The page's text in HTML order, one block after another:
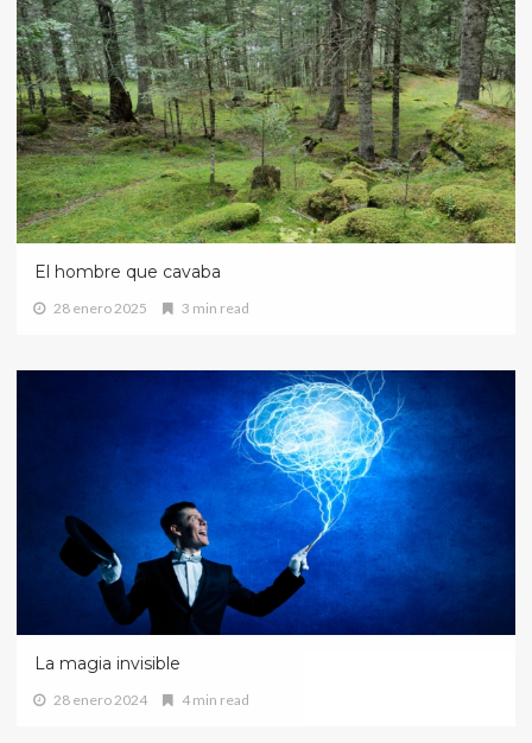
El hombre que cavaba
28 enero 2025 3 min read
La magia invisible
28 enero 2024 4 min read